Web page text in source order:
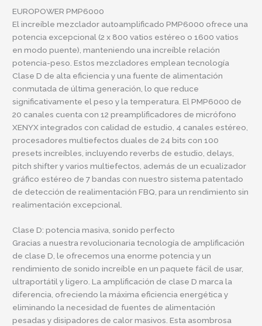
EUROPOWER PMP6000
El increíble mezclador autoamplificado PMP6000 ofrece una
potencia excepcional (2 x 800 vatios estéreo o 1600 vatios
en modo puente), manteniendo una increíble relación
potencia-peso. Estos mezcladores emplean tecnología
Clase D de alta eficiencia y una fuente de alimentación
conmutada de última generación, lo que reduce
significativamente el peso y la temperatura. El PMP6000 de
20 canales cuenta con 12 preamplificadores de micrófono
XENYX integrados con calidad de estudio, 4 canales estéreo,
procesadores multiefectos duales de 24 bits con 100
presets increíbles, incluyendo reverbs de estudio, delays,
pitch shifter y varios multiefectos, además de un ecualizador
gráfico estéreo de 7 bandas con nuestro sistema patentado
de detección de realimentación FBQ, para un rendimiento sin
realimentación excepcional.
Clase D: potencia masiva, sonido perfecto
Gracias a nuestra revolucionaria tecnología de amplificación
de clase D, le ofrecemos una enorme potencia y un
rendimiento de sonido increíble en un paquete fácil de usar,
ultraportátil y ligero. La amplificación de clase D marca la
diferencia, ofreciendo la máxima eficiencia energética y
eliminando la necesidad de fuentes de alimentación
pesadas y disipadores de calor masivos. Esta asombrosa